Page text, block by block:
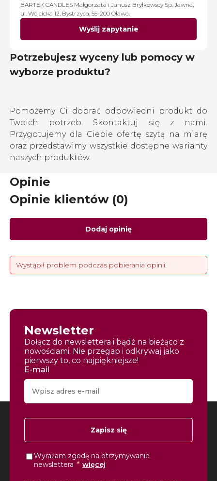
BARTEK CANDLES Małgorzata i Janusz Bryłkowscy Sp. Jawna,
ul. Wójcicka 12, Bystrzyca, 55-200 Oława.
Wyślij zapytanie
Potrzebujesz wyceny lub pomocy w
wyborze produktu?
Pomożemy Ci dobrać odpowiedni produkt do
Twoich potrzeb. Skontaktuj się z nami.
Przygotujemy dla Ciebie ofertę szytą na miarę
oraz przedstawimy wszystkie dostępne warianty
naszych produktów.
Opinie
Opinie klientów (0)
Dodaj opinię
Wystąpił problem podczas pobierania opinii.
Newsletter
Dołącz do newslettera i bądź na bieżąco z
nowościami. Nie przegap i odkrywaj jako
pierwszy to, co najpiękniejsze!
E-mail
Zapisz się
Wyrażam zgodę na otrzymywanie
newslettera * więcej